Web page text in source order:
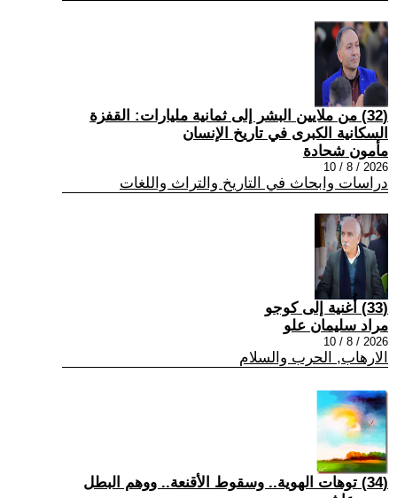
(32) من ملايين البشر إلى ثمانية مليارات: القفزة
السكانية الكبرى في تاريخ الإنسان
مأمون شحادة
2026 / 8 / 10
دراسات وابحاث في التاريخ والتراث واللغات
(33) أُغنية إلى كوجو
مراد سليمان علو
2026 / 8 / 10
الارهاب, الحرب والسلام
(34) توهات الهوية.. وسقوط الأقنعة.. ووهم البطل